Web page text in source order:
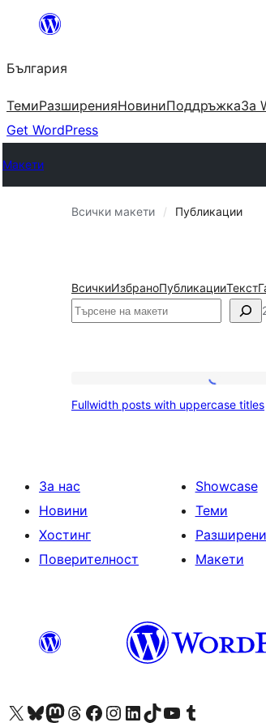
България
ТемиРазширенияНовиниПоддръжкаЗа
Get WordPress
Макети
Всички макети Публикации
ВсичкиИзбраноПубликацииТекст
Търсене
Макети:
Fullwidth
posts
titles
Fullwidth posts with uppercase titles
За нас
Новини
Хостинг
Поверителност
Showcase
Теми
Макети
Visit our X (formerly Twitter) account
Visit our Bluesky account
Visit our Mastodon account
Visit our Threads account
Посетете нашата страница във Facebook
Посетете нашия профил в Instagram
Посетете нашия профил в LinkedIn
Visit our TikTok account
Visit our YouTube channel
Visit our Tumblr account